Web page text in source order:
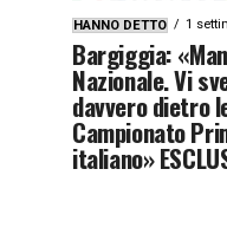
HANNO DETTO 1
Bargiggia:
Nazionale. Vi
davvero dietro
Campionato
italiano»